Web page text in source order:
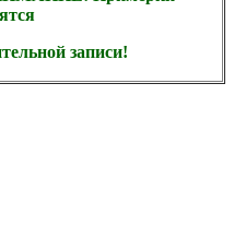
записи!